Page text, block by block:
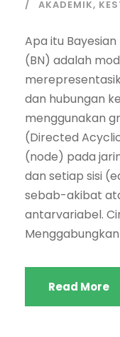
AKADEMIK,
Apa itu
(BN) adalah
dan hubungan
menggunakan
(Directed
(node) pada
dan setiap sisi
sebab-akibat
antarvariabel.
Read More